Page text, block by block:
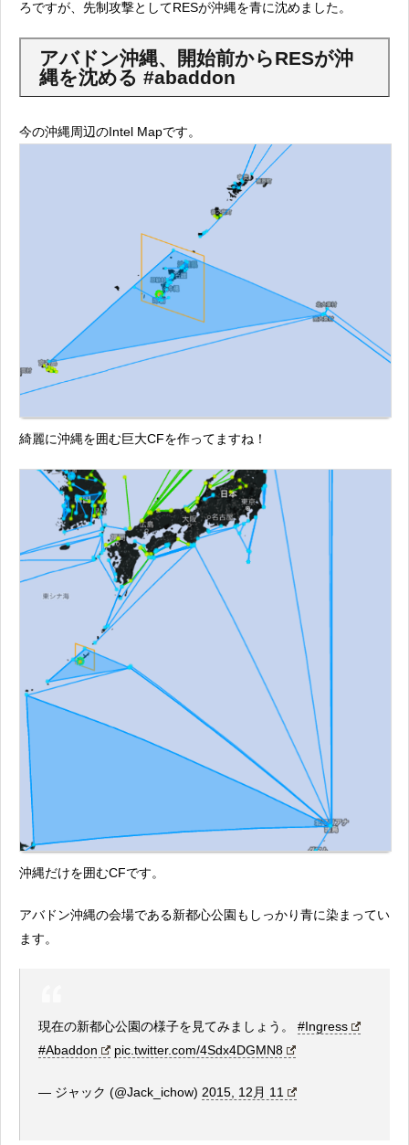
ろですが、先制攻撃としてRESが沖縄を青に沈めました。
アバドン沖縄、開始前からRESが沖
縄を沈める #abaddon
今の沖縄周辺のIntel Mapです。
綺麗に沖縄を囲む巨大CFを作ってますね！
沖縄だけを囲むCFです。
アバドン沖縄の会場である新都心公園もしっかり青に染まってい
ます。
現在の新都心公園の様子を見てみましょう。 #Ingress
#Abaddon
pic.twitter.com/4Sdx4DGMN8
— ジャック (@Jack_ichow) 2015, 12月 11